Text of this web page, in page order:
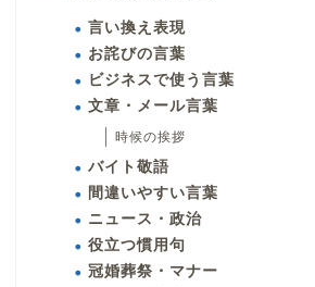
言い換え表現
お詫びの言葉
ビジネスで使う言葉
文章・メール言葉
時候の挨拶
バイト敬語
間違いやすい言葉
ニュース・政治
役立つ慣用句
冠婚葬祭・マナー